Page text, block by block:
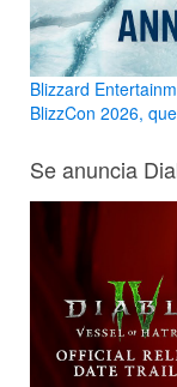
Blizzard
BlizzCon 2026,
Se anuncia